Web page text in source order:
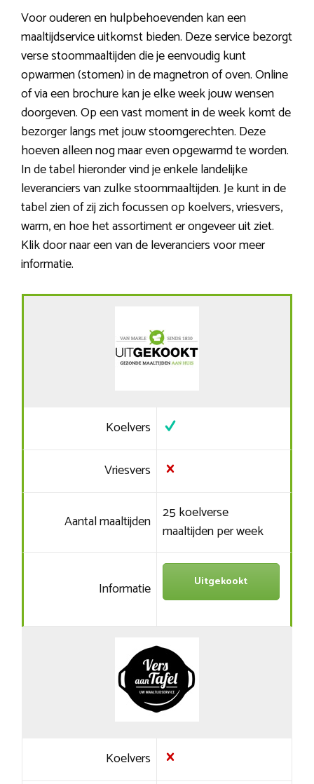
Voor ouderen en hulpbehoevenden kan een
maaltijdservice uitkomst bieden. Deze service bezorgt
verse stoommaaltijden die je eenvoudig kunt
opwarmen (stomen) in de magnetron of oven. Online
of via een brochure kan je elke week jouw wensen
doorgeven. Op een vast moment in de week komt de
bezorger langs met jouw stoomgerechten. Deze
hoeven alleen nog maar even opgewarmd te worden.
In de tabel hieronder vind je enkele landelijke
leveranciers van zulke stoommaaltijden. Je kunt in de
tabel zien of zij zich focussen op koelvers, vriesvers,
warm, en hoe het assortiment er ongeveer uit ziet.
Klik door naar een van de leveranciers voor meer
informatie.
Koelvers
Vriesvers
Aantal maaltijden 25 koelverse
maaltijden per week
Informatie Uitgekookt
Koelvers